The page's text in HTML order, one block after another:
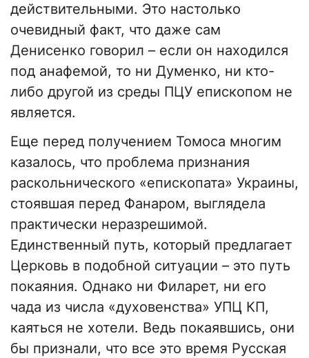
действительными. Это настолько
очевидный факт, что даже сам
Денисенко говорил – если он находился
под анафемой, то ни Думенко, ни кто-
либо другой из среды ПЦУ епископом не
является.
Еще перед получением Томоса многим
казалось, что проблема признания
раскольнического «епископата» Украины,
стоявшая перед Фанаром, выглядела
практически неразрешимой.
Единственный путь, который предлагает
Церковь в подобной ситуации – это путь
покаяния. Однако ни Филарет, ни его
чада из числа «духовенства» УПЦ КП,
каяться не хотели. Ведь покаявшись, они
бы признали, что все это время Русская